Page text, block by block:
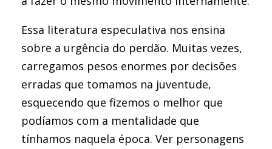
Essa literatura especulativa nos ensina
sobre a urgência do perdão. Muitas vezes,
carregamos pesos enormes por decisões
erradas que tomamos na juventude,
esquecendo que fizemos o melhor que
podíamos com a mentalidade que
tínhamos naquela época. Ver personagens